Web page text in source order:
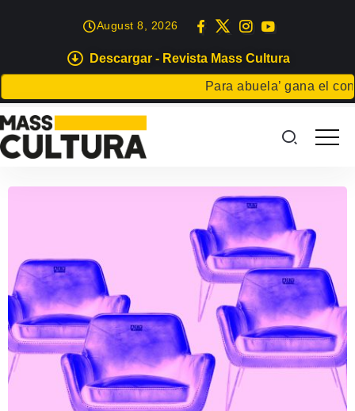
Descargar - Revista Mass Cultura
Para abuela’ gana el
August 8, 2026